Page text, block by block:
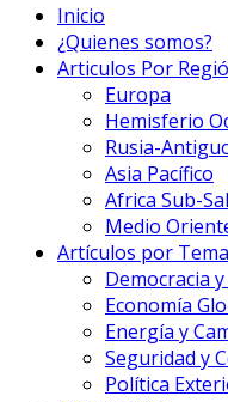
Inicio
¿Quienes somos?
Articulos Por
Europa
Hemisferio
Rusia-
Asia Pacífico
Africa Sub-
Medio
Artículos por Tema
Democracia
Economía
Energía y
Seguridad y
Política